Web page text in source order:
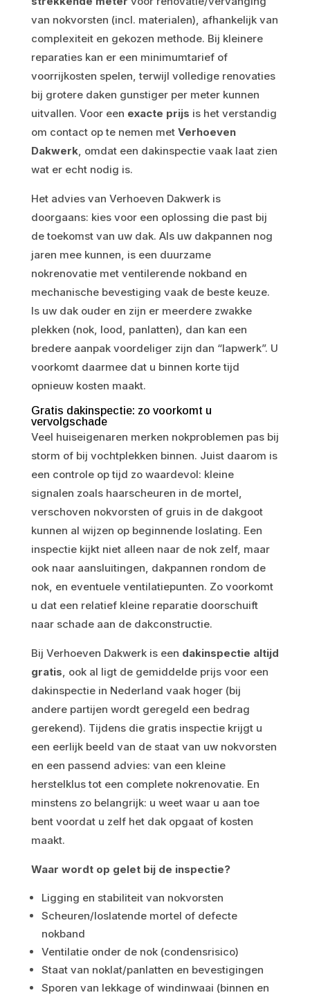
van nokvorsten (incl. materialen), afhankelijk van
complexiteit en gekozen methode. Bij kleinere
reparaties kan er een minimumtarief of
voorrijkosten spelen, terwijl volledige renovaties
bij grotere daken gunstiger per meter kunnen
uitvallen. Voor een exacte prijs is het verstandig
om contact op te nemen met Verhoeven
Dakwerk, omdat een dakinspectie vaak laat zien
wat er echt nodig is.
Het advies van Verhoeven Dakwerk is
doorgaans: kies voor een oplossing die past bij
de toekomst van uw dak. Als uw dakpannen nog
jaren mee kunnen, is een duurzame
nokrenovatie met ventilerende nokband en
mechanische bevestiging vaak de beste keuze.
Is uw dak ouder en zijn er meerdere zwakke
plekken (nok, lood, panlatten), dan kan een
bredere aanpak voordeliger zijn dan “lapwerk”. U
voorkomt daarmee dat u binnen korte tijd
opnieuw kosten maakt.
Gratis dakinspectie: zo voorkomt u
vervolgschade
Veel huiseigenaren merken nokproblemen pas bij
storm of bij vochtplekken binnen. Juist daarom is
een controle op tijd zo waardevol: kleine
signalen zoals haarscheuren in de mortel,
verschoven nokvorsten of gruis in de dakgoot
kunnen al wijzen op beginnende loslating. Een
inspectie kijkt niet alleen naar de nok zelf, maar
ook naar aansluitingen, dakpannen rondom de
nok, en eventuele ventilatiepunten. Zo voorkomt
u dat een relatief kleine reparatie doorschuift
naar schade aan de dakconstructie.
Bij Verhoeven Dakwerk is een dakinspectie altijd
gratis, ook al ligt de gemiddelde prijs voor een
dakinspectie in Nederland vaak hoger (bij
andere partijen wordt geregeld een bedrag
gerekend). Tijdens die gratis inspectie krijgt u
een eerlijk beeld van de staat van uw nokvorsten
en een passend advies: van een kleine
herstelklus tot een complete nokrenovatie. En
minstens zo belangrijk: u weet waar u aan toe
bent voordat u zelf het dak opgaat of kosten
maakt.
Waar wordt op gelet bij de inspectie?
Ligging en stabiliteit van nokvorsten
Scheuren/loslatende mortel of defecte
nokband
Ventilatie onder de nok (condensrisico)
Staat van noklat/panlatten en bevestigingen
Sporen van lekkage of windinwaai (binnen en